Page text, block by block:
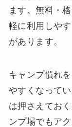
ます。無料・
軽に利用しや
があります。
キャンプ慣れ
やすくなって
は押さえてお
ンプ場でもア